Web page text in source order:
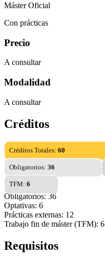
Máster Oficial
Con prácticas
Precio
A consultar
Modalidad
A consultar
Créditos
Créditos Totales: 60
Obligatorios: 36
TFM: 6
Obligatorios: 36
Optativas: 6
Prácticas externas: 12
Trabajo fin de máster (TFM): 6
Requisitos